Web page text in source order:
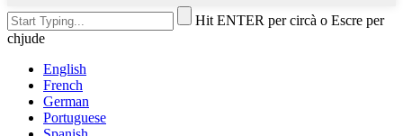
Hit ENTER per circà o Escre per
chjude
English
French
German
Portuguese